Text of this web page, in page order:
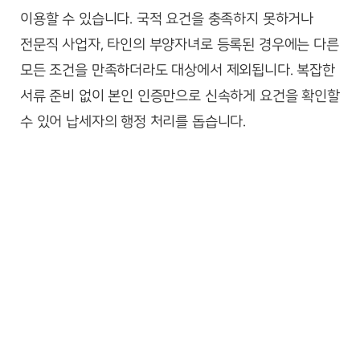
이용할 수 있습니다. 국적 요건을 충족하지 못하거나
전문직 사업자, 타인의 부양자녀로 등록된 경우에는 다른
모든 조건을 만족하더라도 대상에서 제외됩니다. 복잡한
서류 준비 없이 본인 인증만으로 신속하게 요건을 확인할
수 있어 납세자의 행정 처리를 돕습니다.